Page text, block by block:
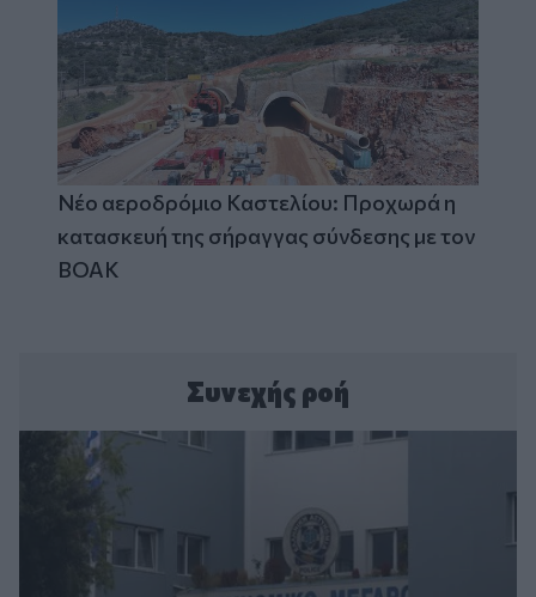
Νέο αεροδρόμιο Καστελίου: Προχωρά η
κατασκευή της σήραγγας σύνδεσης με τον
ΒΟΑΚ
Συνεχής ροή